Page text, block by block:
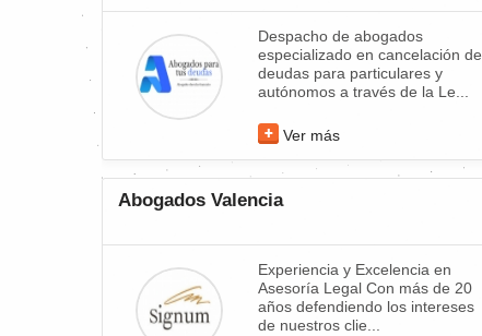
Despacho de abogados
especializado en cancelación de
deudas para particulares y
autónomos a través de la Le...
Ver más
Abogados Valencia
Experiencia y Excelencia en
Asesoría Legal Con más de 20
años defendiendo los intereses
de nuestros clie...